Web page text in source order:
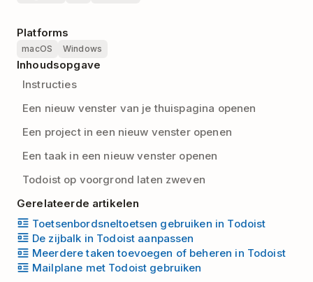
Platforms
macOS Windows
Inhoudsopgave
Instructies
Een nieuw venster van je thuispagina openen
Een project in een nieuw venster openen
Een taak in een nieuw venster openen
Todoist op voorgrond laten zweven
Gerelateerde artikelen
Toetsenbordsneltoetsen gebruiken in Todoist
De zijbalk in Todoist aanpassen
Meerdere taken toevoegen of beheren in Todoist
Mailplane met Todoist gebruiken